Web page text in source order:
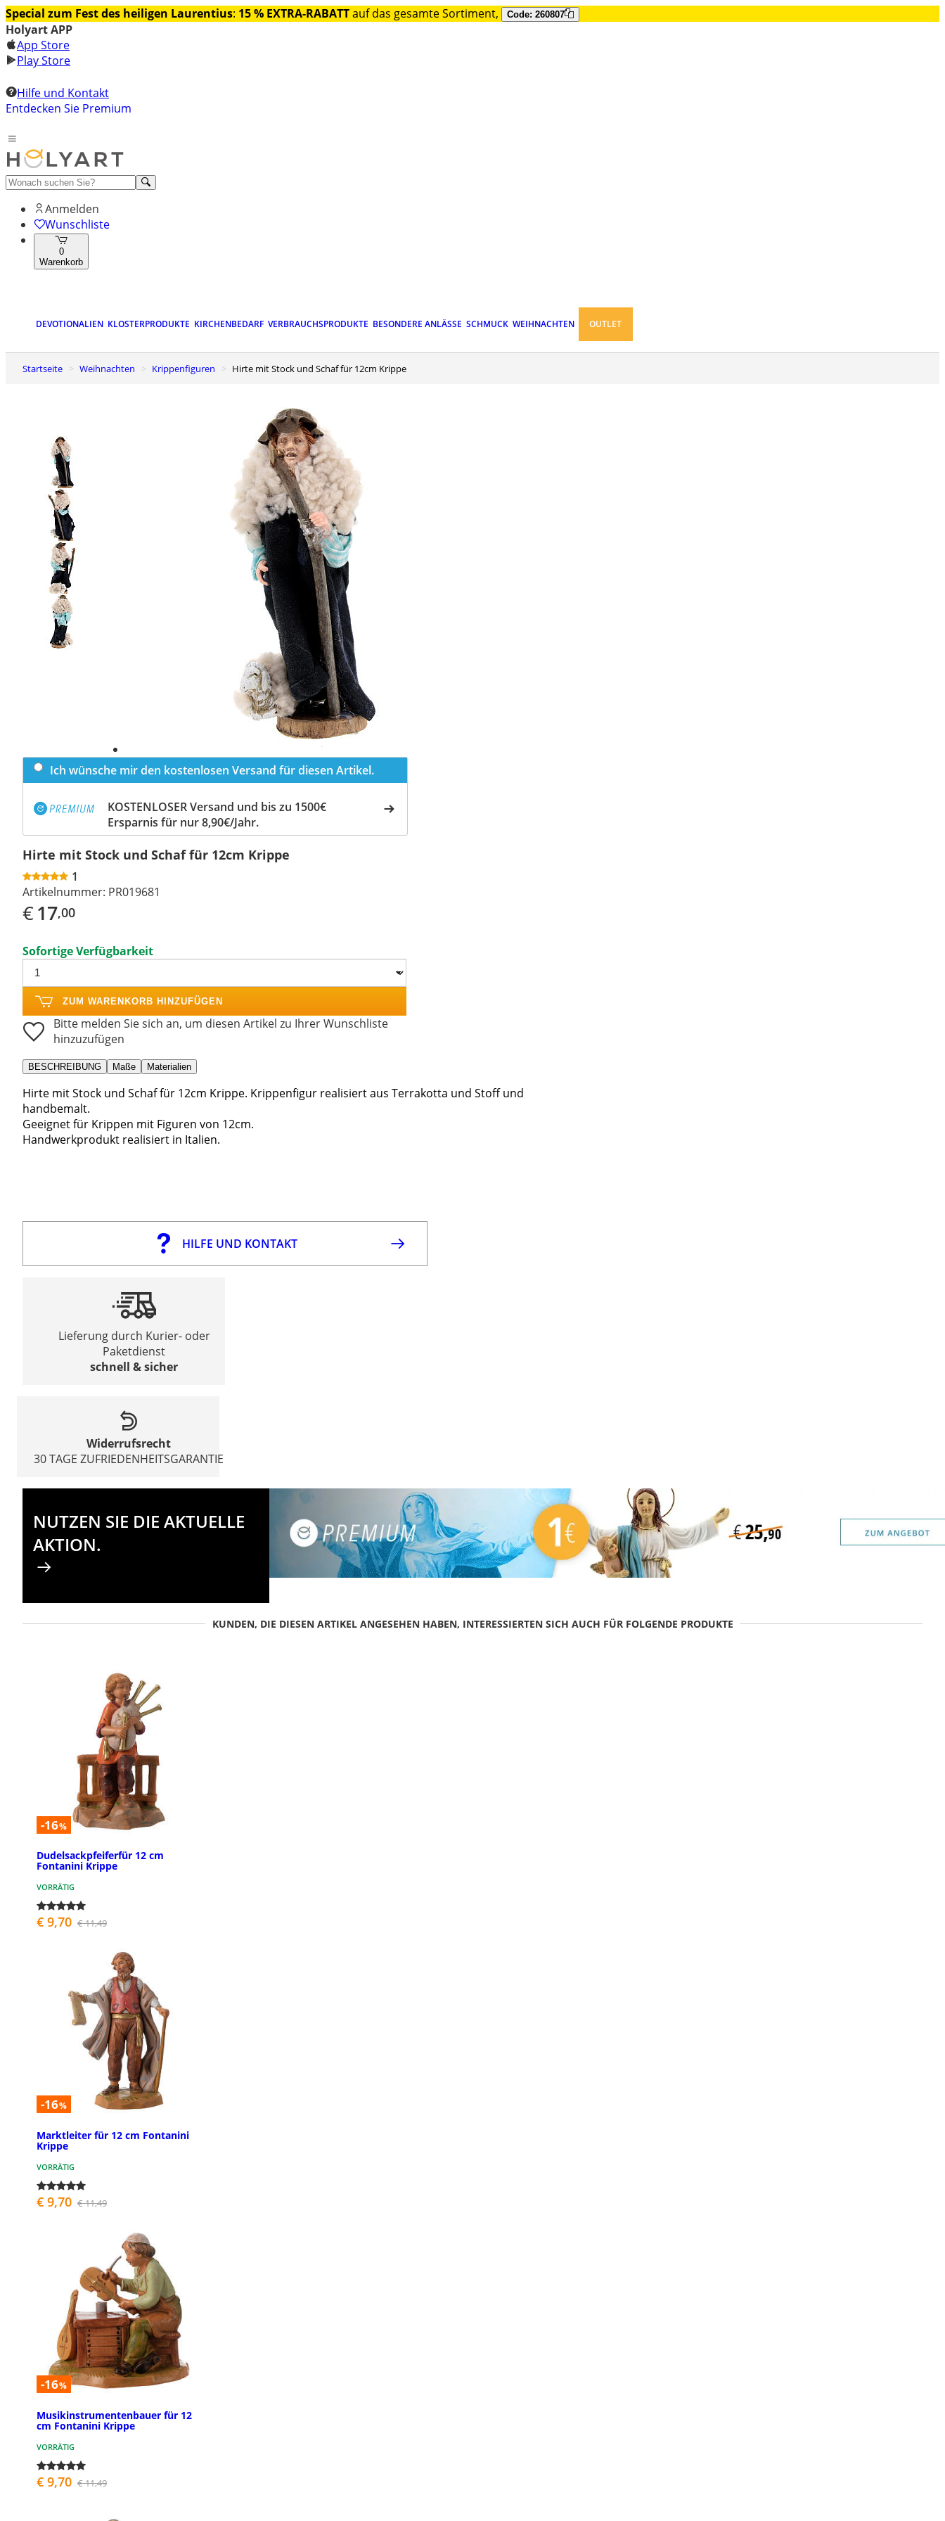
Special zum Fest des heiligen Laurentius: 15 % EXTRA-RABATTauf das gesamte Sortiment, Code: 260807
Holyart APP
App Store
Play Store
Hilfe und Kontakt
Entdecken Sie Premium
Anmelden
Wunschliste
0
Warenkorb
DEVOTIONALIEN KLOSTERPRODUKTE KIRCHENBEDARF VERBRAUCHSPRODUKTE BESONDERE ANLÄSSE SCHMUCK WEIHNACHTEN OUTLET
Startseite Weihnachten Krippenfiguren Hirte mit Stock und Schaf für 12cm Krippe
Ich wünsche mir den kostenlosen Versand für diesen Artikel.
KOSTENLOSER Versand und bis zu 1500€
Ersparnis für nur 8,90€/Jahr.
Hirte mit Stock und Schaf für 12cm Krippe
1
Artikelnummer: PR019681
€17,00
Sofortige Verfügbarkeit
ZUM WARENKORB HINZUFÜGEN
Bitte melden Sie sich an, um diesen Artikel zu Ihrer Wunschliste
hinzuzufügen
BESCHREIBUNG Maße Materialien
Hirte mit Stock und Schaf für 12cm Krippe. Krippenfigur realisiert aus Terrakotta und Stoff und
handbemalt.
Geeignet für Krippen mit Figuren von 12cm.
Handwerkprodukt realisiert in Italien.
HILFE UND KONTAKT
Lieferung durch Kurier- oder
Paketdienst
schnell & sicher
Widerrufsrecht
30 TAGE ZUFRIEDENHEITSGARANTIE
NUTZEN SIE DIE AKTUELLE
AKTION.
KUNDEN, DIE DIESEN ARTIKEL ANGESEHEN HABEN, INTERESSIERTEN SICH AUCH FÜR FOLGENDE PRODUKTE
-16%
Dudelsackpfeiferfür 12 cm
Fontanini Krippe
VORRÄTIG
€ 9,70 € 11,49
-16%
Marktleiter für 12 cm Fontanini
Krippe
VORRÄTIG
€ 9,70 € 11,49
-16%
Musikinstrumentenbauer für 12
cm Fontanini Krippe
VORRÄTIG
€ 9,70 € 11,49